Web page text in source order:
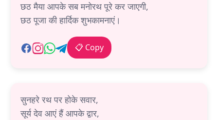
छठ मैया आपके सब मनोरथ पूरे कर जाएगी,
छठ पूजा की हार्दिक शुभकामनाएं।
📋 Copy
सुनहरे रथ पर होके सवार,
सूर्य देव आएं हैं आपके द्वार,